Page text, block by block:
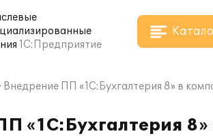
1С:Предприятие
Внедрение ПП «1С:Бухгалтерия 8» в
«1С:Бухгалтерия